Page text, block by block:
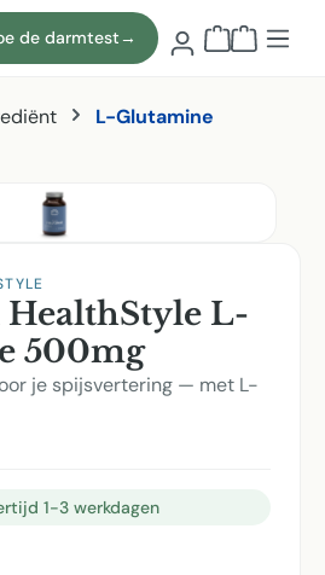
de darmtest→
L-Glutamine
L-
500mg
je spijsvertering — met L-
1-3 werkdagen